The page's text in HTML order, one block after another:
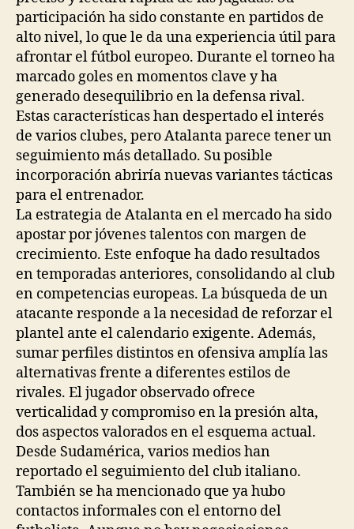
participación ha sido constante en partidos de
alto nivel, lo que le da una experiencia útil para
afrontar el fútbol europeo. Durante el torneo ha
marcado goles en momentos clave y ha
generado desequilibrio en la defensa rival.
Estas características han despertado el interés
de varios clubes, pero Atalanta parece tener un
seguimiento más detallado. Su posible
incorporación abriría nuevas variantes tácticas
para el entrenador.
La estrategia de Atalanta en el mercado ha sido
apostar por jóvenes talentos con margen de
crecimiento. Este enfoque ha dado resultados
en temporadas anteriores, consolidando al club
en competencias europeas. La búsqueda de un
atacante responde a la necesidad de reforzar el
plantel ante el calendario exigente. Además,
sumar perfiles distintos en ofensiva amplía las
alternativas frente a diferentes estilos de
rivales. El jugador observado ofrece
verticalidad y compromiso en la presión alta,
dos aspectos valorados en el esquema actual.
Desde Sudamérica, varios medios han
reportado el seguimiento del club italiano.
También se ha mencionado que ya hubo
contactos informales con el entorno del